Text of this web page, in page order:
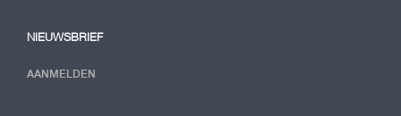
NIEUWSBRIEF
AANMELDEN